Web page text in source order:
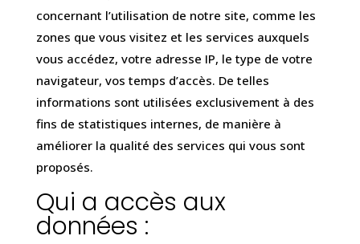
concernant l’utilisation de notre site, comme les
zones que vous visitez et les services auxquels
vous accédez, votre adresse IP, le type de votre
navigateur, vos temps d’accès. De telles
informations sont utilisées exclusivement à des
fins de statistiques internes, de manière à
améliorer la qualité des services qui vous sont
proposés.
Qui a accès aux
données :